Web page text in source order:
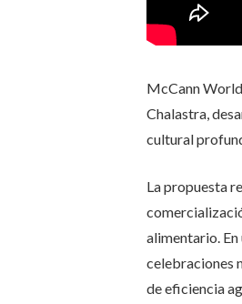
McCann
Chalastra,
cultural
La propuesta
alimentario.
celebraciones
de eficiencia